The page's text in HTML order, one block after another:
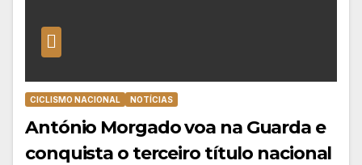
CICLISMO NACIONAL NOTÍCIAS
António Morgado voa na Guarda e
conquista o terceiro título nacional